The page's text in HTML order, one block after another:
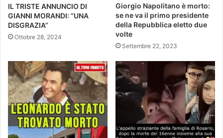
IL TRISTE ANNUNCIO DI
GIANNI MORANDI: “UNA
DISGRAZIA”
Ottobre 28, 2024
Giorgio Napolitano è morto:
se ne va il primo presidente
della Repubblica eletto due
volte
Settembre 22, 2023